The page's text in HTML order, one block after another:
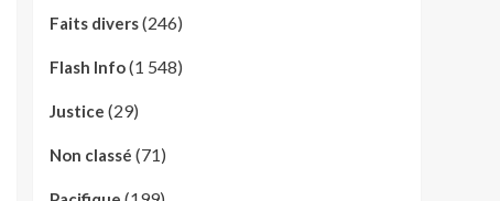
Faits divers(246)
Flash Info(1 548)
Justice (29)
Non classé (71)